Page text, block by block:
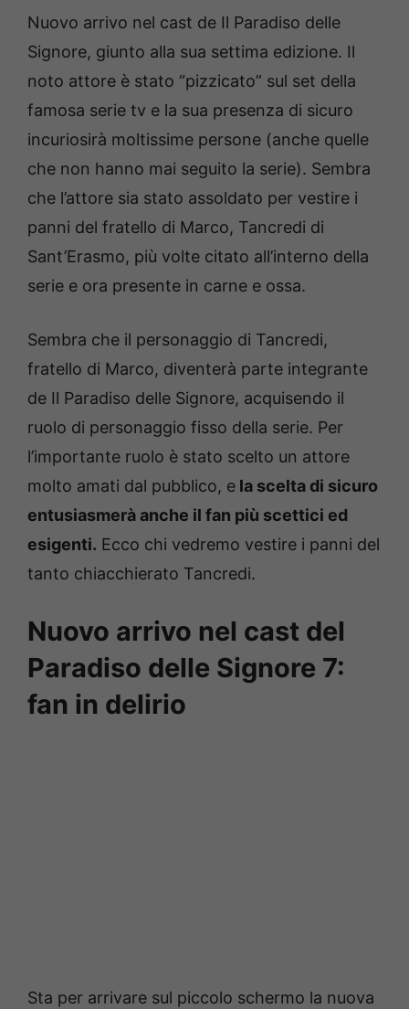
Nuovo arrivo nel cast de Il Paradiso delle
Signore, giunto alla sua settima edizione. Il
noto attore è stato “pizzicato” sul set della
famosa serie tv e la sua presenza di sicuro
incuriosirà moltissime persone (anche quelle
che non hanno mai seguito la serie). Sembra
che l’attore sia stato assoldato per vestire i
panni del fratello di Marco, Tancredi di
Sant’Erasmo, più volte citato all’interno della
serie e ora presente in carne e ossa.
Sembra che il personaggio di Tancredi,
fratello di Marco, diventerà parte integrante
de Il Paradiso delle Signore, acquisendo il
ruolo di personaggio fisso della serie. Per
l’importante ruolo è stato scelto un attore
molto amati dal pubblico, e la scelta di sicuro
entusiasmerà anche il fan più scettici ed
esigenti. Ecco chi vedremo vestire i panni del
tanto chiacchierato Tancredi.
Nuovo arrivo nel cast del
Paradiso delle Signore 7:
fan in delirio
Sta per arrivare sul piccolo schermo la nuova